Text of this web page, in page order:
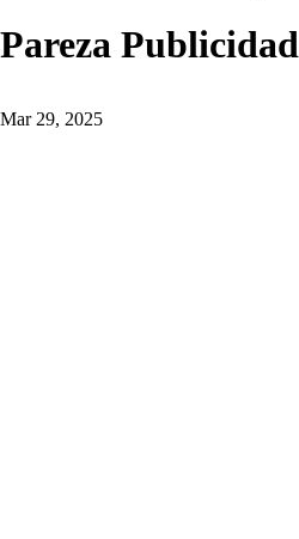
Pareza Publicidad
Mar 29, 2025